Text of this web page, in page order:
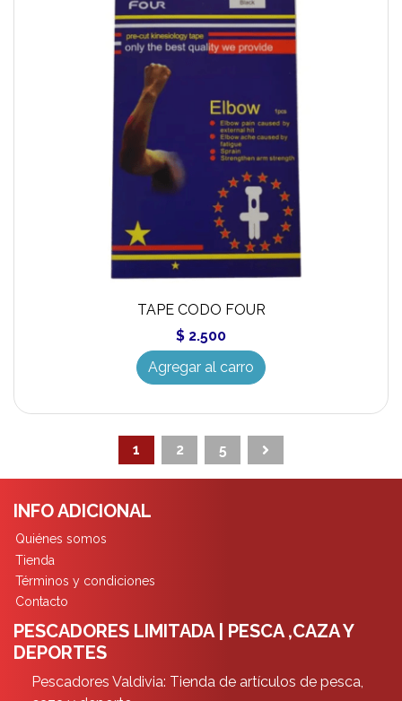
TAPE CODO FOUR
$ 2.500
Agregar al carro
1 2 5
INFO ADICIONAL
Quiénes somos
Tienda
Términos y condiciones
Contacto
PESCADORES LIMITADA | PESCA ,CAZA Y
DEPORTES
Pescadores Valdivia: Tienda de artículos de pesca,